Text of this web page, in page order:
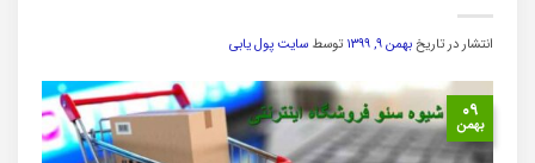
انتشار در تاریخبهمن ۹, ۱۳۹۹ توسط سایت پول یابی
۰۹
بهمن